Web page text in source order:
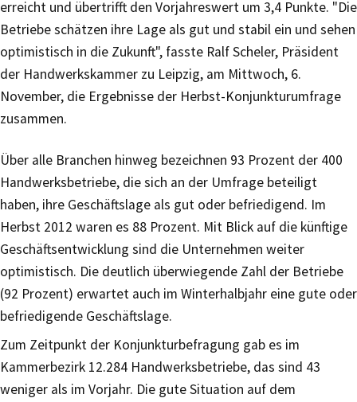
erreicht und übertrifft den Vorjahreswert um 3,4 Punkte. "Die
Betriebe schätzen ihre Lage als gut und stabil ein und sehen
optimistisch in die Zukunft", fasste Ralf Scheler, Präsident
der Handwerkskammer zu Leipzig, am Mittwoch, 6.
November, die Ergebnisse der Herbst-Konjunkturumfrage
zusammen.
Über alle Branchen hinweg bezeichnen 93 Prozent der 400
Handwerksbetriebe, die sich an der Umfrage beteiligt
haben, ihre Geschäftslage als gut oder befriedigend. Im
Herbst 2012 waren es 88 Prozent. Mit Blick auf die künftige
Geschäftsentwicklung sind die Unternehmen weiter
optimistisch. Die deutlich überwiegende Zahl der Betriebe
(92 Prozent) erwartet auch im Winterhalbjahr eine gute oder
befriedigende Geschäftslage.
Zum Zeitpunkt der Konjunkturbefragung gab es im
Kammerbezirk 12.284 Handwerksbetriebe, das sind 43
weniger als im Vorjahr. Die gute Situation auf dem